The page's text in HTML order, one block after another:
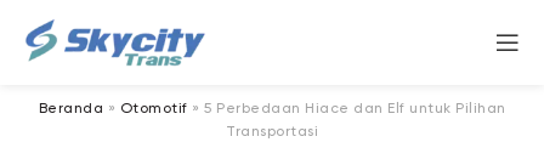
Beranda » Otomotif » 5 Perbedaan Hiace dan Elf untuk Pilihan
Transportasi